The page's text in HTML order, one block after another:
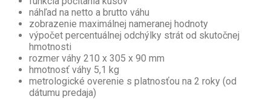
náhľad na netto a brutto váhu
zobrazenie maximálnej nameranej hodnoty
výpočet percentuálnej odchýlky strát od skutočnej
hmotnosti
rozmer váhy 210 x 305 x 90 mm
hmotnosť váhy 5,1 kg
metrologické overenie s platnosťou na 2 roky (od
dátumu predaja)